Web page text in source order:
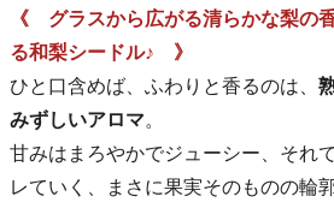
《 グラスから広がる清らかな梨の
る和梨シードル♪ 》
ひと口含めば、ふわりと香るのは、
みずしいアロマ。
甘みはまろやかでジューシー、それ
レていく、まさに果実そのものの輪